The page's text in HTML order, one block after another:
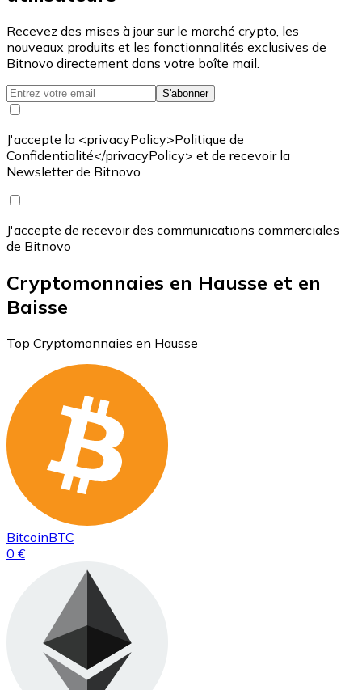
Recevez des mises à jour sur le marché crypto, les
nouveaux produits et les fonctionnalités exclusives de
Bitnovo directement dans votre boîte mail.
S'abonner
J'accepte la <privacyPolicy>Politique de
Confidentialité</privacyPolicy> et de recevoir la
Newsletter de Bitnovo
J'accepte de recevoir des communications commerciales
de Bitnovo
Cryptomonnaies en Hausse et en
Baisse
Top Cryptomonnaies en Hausse
BitcoinBTC
0 €